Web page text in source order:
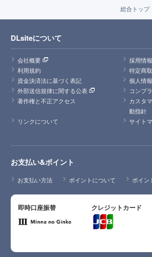
総合トップ
DLsiteについて
会社概要
採用情報
利用規約
特定商
資金決済法に基づく表記
個人情
外部送信規律に関する公表
コンプ
著作権と不正アクセス
カスタ
動指針
リンクについて
サイト
お支払い&ポイント
お支払い方法 ポイントについて ポイン
即時口座振替 クレジットカード